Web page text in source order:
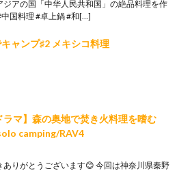
ジアの国「中华人民共和国」の絶品料理を作
中国料理 #卓上鍋 #和[…]
ャンプ♯2 メキシコ料理
ラマ】森の奥地で焚き火料理を嗜む
camping/RAV4
ありがとうございます😊 今回は神奈川県秦野